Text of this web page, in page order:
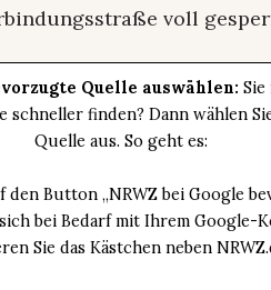
voll
Quelle auswählen:
schneller finden? Dann wählen
Quelle aus. So geht es:
den Button „NRWZ bei Google
bei Bedarf mit Ihrem Google-
Sie das Kästchen neben